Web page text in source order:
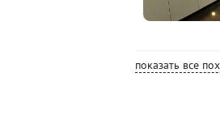
показать все